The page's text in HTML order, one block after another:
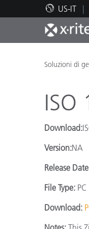
US-IT
Stampa
Risorse
Soluzioni di
ISO
Download:
Version:NA
Release
File Type:
Download: